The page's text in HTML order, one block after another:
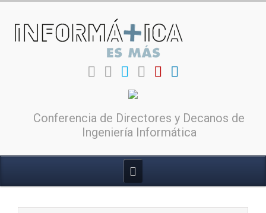
Conferencia de Directores y Decanos de
Ingeniería Informática